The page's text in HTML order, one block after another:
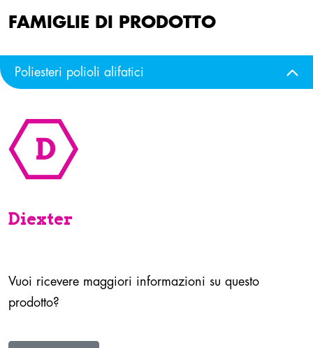
FAMIGLIE DI PRODOTTO
Poliesteri polioli alifatici
Diexter
Vuoi ricevere maggiori informazioni su questo
prodotto?